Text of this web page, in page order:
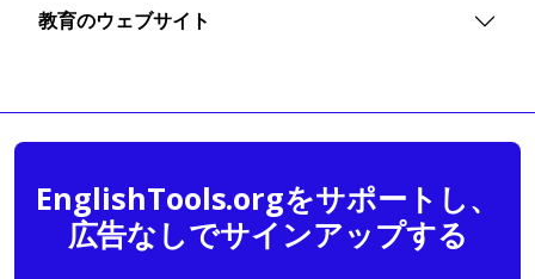
教育のウェブサイト
EnglishTools.orgをサポートし、
広告なしでサインアップする